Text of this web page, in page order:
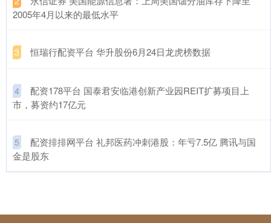
2005年4月以来的最低水平
3 ​恒瑞行配资平台 华升股份6月24日龙虎榜数据
4
​配资178平台 国泰君安临港创新产业园REIT扩募项目上
市，募资约17亿元
5
​配资排排网平台 礼邦医药冲刺港股：年亏7.5亿 腾讯与国
金是股东